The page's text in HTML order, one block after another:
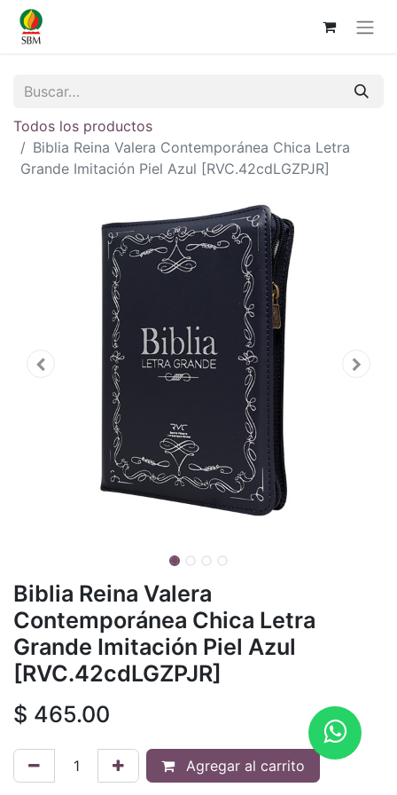
Todos los productos
Biblia Reina Valera Contemporánea Chica Letra
Grande Imitación Piel Azul [RVC.42cdLGZPJR]
Biblia Reina Valera
Contemporánea Chica Letra
Grande Imitación Piel Azul
[RVC.42cdLGZPJR]
$ 465.00
Agregar al carrito